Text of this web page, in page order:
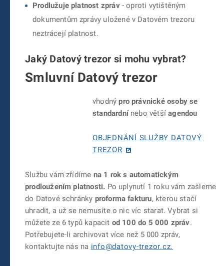
Prodlužuje platnost zpráv- oproti vytištěným
dokumentům zprávy uložené v Datovém trezoru
neztrácejí platnost.
Jaký Datový trezor si mohu vybrat?
Smluvní Datový trezor
vhodnýpro právnické osoby se
standardnínebo většíagendou
OBJEDNÁNÍ SLUŽBY DATOVÝ
TREZOR
Službu vám zřídíme na 1 rok s automatickým
prodloužením platnosti. Po uplynutí 1 roku vám zašleme
do Datové schránky proforma fakturu, kterou stačí
uhradit, a už se nemusíte o nic víc starat. Vybrat si
můžete ze 6 typů kapacit od 100 do 5 000 zpráv.
Potřebujete-li archivovat více než 5 000 zpráv,
kontaktujte nás na info@datovy-trezor.cz.